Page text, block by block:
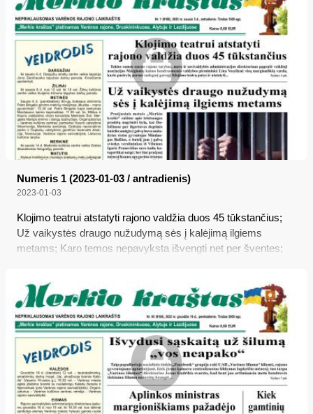
Numeris 1 (2023-01-03 / antradienis)
2023-01-03
Klojimo teatrui atstatyti rajono valdžia duos 45 tūkstančius;
Už vaikystės draugo nužudymą sės į kalėjimą ilgiems
metams; Karo temos nepavyksta išvengti net per šventes;